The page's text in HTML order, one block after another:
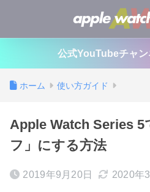
公式YouTubeチャン
ホーム 使い方ガイド
Apple Watch Series 5
フ」にする方法
2019年9月20日 2020年